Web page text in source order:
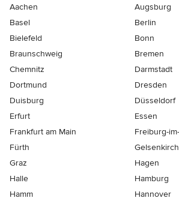
Aachen
Augsburg
Basel
Berlin
Bielefeld
Bonn
Braunschweig
Bremen
Chemnitz
Darmstadt
Dortmund
Dresden
Duisburg
Düsseldorf
Erfurt
Essen
Frankfurt am Main
Freiburg-
Fürth
Graz
Hagen
Halle
Hamburg
Hamm
Hannover